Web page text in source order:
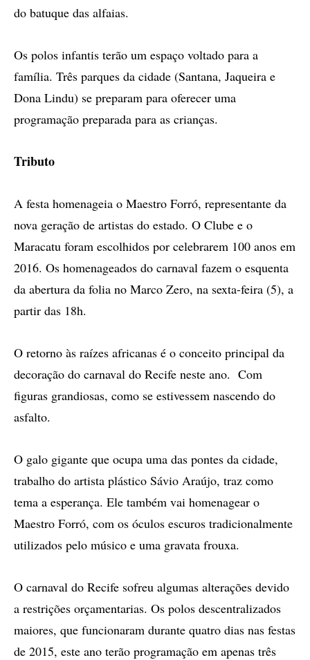
do batuque das alfaias.
Os polos infantis terão um espaço voltado para a
família. Três parques da cidade (Santana, Jaqueira e
Dona Lindu) se preparam para oferecer uma
programação preparada para as crianças.
Tributo
A festa homenageia o Maestro Forró, representante da
nova geração de artistas do estado. O Clube e o
Maracatu foram escolhidos por celebrarem 100 anos em
2016. Os homenageados do carnaval fazem o esquenta
da abertura da folia no Marco Zero, na sexta-feira (5), a
partir das 18h.
O retorno às raízes africanas é o conceito principal da
decoração do carnaval do Recife neste ano. Com
figuras grandiosas, como se estivessem nascendo do
asfalto.
O galo gigante que ocupa uma das pontes da cidade,
trabalho do artista plástico Sávio Araújo, traz como
tema a esperança. Ele também vai homenagear o
Maestro Forró, com os óculos escuros tradicionalmente
utilizados pelo músico e uma gravata frouxa.
O carnaval do Recife sofreu algumas alterações devido
a restrições orçamentarias. Os polos descentralizados
maiores, que funcionaram durante quatro dias nas festas
de 2015, este ano terão programação em apenas três